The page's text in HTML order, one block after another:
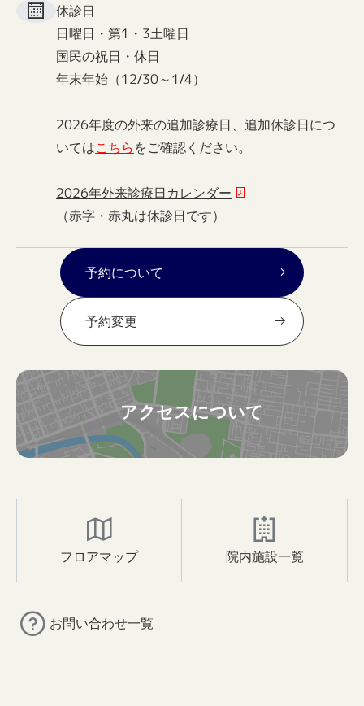
休診日
日曜日・第1・3土曜日
国民の祝日・休日
年末年始（12/30～1/4）
2026年度の外来の追加診療日、追加休診日につ
いてはこちらをご確認ください。
2026年外来診療日カレンダー
（赤字・赤丸は休診日です）
予約について
予約変更
アクセスについて
フロアマップ 院内施設一覧
お問い合わせ一覧